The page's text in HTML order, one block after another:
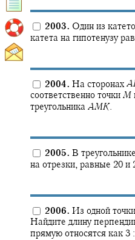
2003. Один из
катета на гипотенузу
2004. На сторонах A
соответственно точки M
треугольника AMK.
2005. В
на отрезки, равные 20
2006. Из одной
Найдите длину
прямую относятся как 3